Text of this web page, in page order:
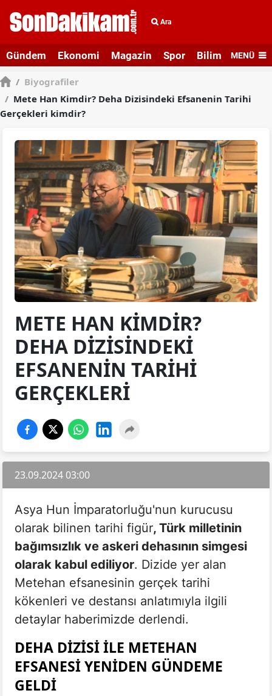
Ara
Gündem Ekonomi Magazin Spor Bilim veMENÜ
/ Biyografiler
/ Mete Han Kimdir? Deha Dizisindeki Efsanenin Tarihi
Gerçekleri kimdir?
METE HAN KIMDIR?
DEHA DIZISINDEKI
EFSANENIN TARIHI
GERÇEKLERI
23.09.2024 03:00
Asya Hun İmparatorluğu'nun kurucusu
olarak bilinen tarihi figür, Türk milletinin
bağımsızlık ve askeri dehasının simgesi
olarak kabul ediliyor. Dizide yer alan
Metehan efsanesinin gerçek tarihi
kökenleri ve destansı anlatımıyla ilgili
detaylar haberimizde derlendi.
DEHA DIZISI ILE METEHAN
EFSANESI YENIDEN GÜNDEME
GELDI